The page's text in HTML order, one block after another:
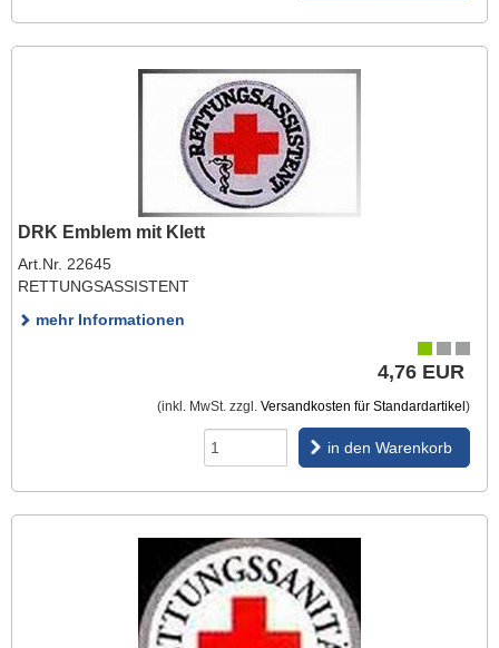
DRK Emblem mit Klett
Art.Nr. 22645
RETTUNGSASSISTENT
mehr Informationen
4,76 EUR
(inkl. MwSt. zzgl. Versandkosten für Standardartikel )
in den Warenkorb